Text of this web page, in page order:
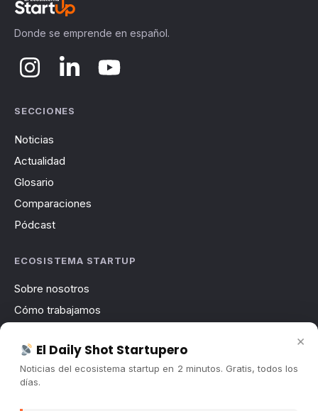
Donde se emprende en español.
SECCIONES
Noticias
Actualidad
Glosario
Comparaciones
Pódcast
ECOSISTEMA STARTUP
Sobre nosotros
Cómo trabajamos
Contacto
Publicidad
×
El Daily Shot Startupero
Noticias del ecosistema startup en 2 minutos. Gratis, todos los
días.